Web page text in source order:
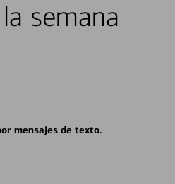
semana
mensajes de texto.